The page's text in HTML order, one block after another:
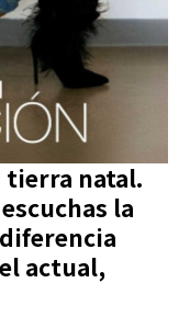
tierra natal.
la
actual,